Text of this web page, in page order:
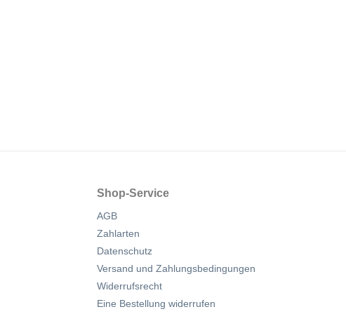
Shop-Service
AGB
Zahlarten
Datenschutz
Versand und Zahlungsbedingungen
Widerrufsrecht
Eine Bestellung widerrufen